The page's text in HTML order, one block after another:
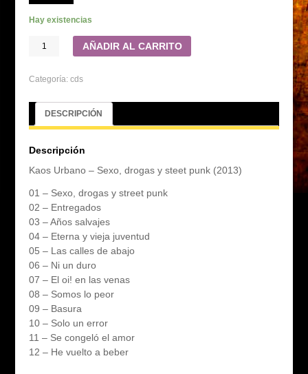
Hay existencias
AÑADIR AL CARRITO
Categoría:cds
DESCRIPCIÓN
Descripción
Kaos Urbano – Sexo, drogas y steet punk (2013)
01 – Sexo, drogas y street punk
02 – Entregados
03 – Años salvajes
04 – Eterna y vieja juventud
05 – Las calles de abajo
06 – Ni un duro
07 – El oi! en las venas
08 – Somos lo peor
09 – Basura
10 – Solo un error
11 – Se congeló el amor
12 – He vuelto a beber